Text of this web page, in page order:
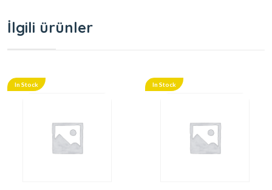
İlgili ürünler
In Stock In Stock